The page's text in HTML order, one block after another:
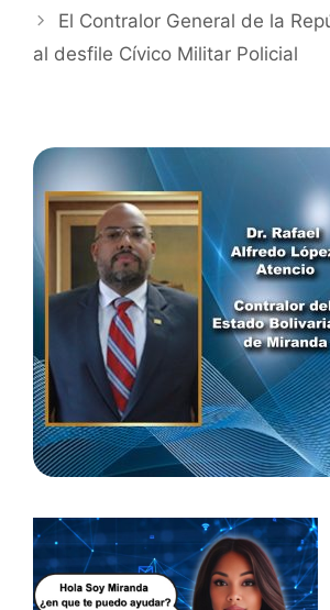
El Contralor General de la
al desfile Cívico Militar Policial